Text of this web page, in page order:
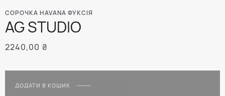
СОРОЧКА HAVANA ФУКСІЯ
AG STUDIO
2240,00 ₴
ДОДАТИ В КОШИК